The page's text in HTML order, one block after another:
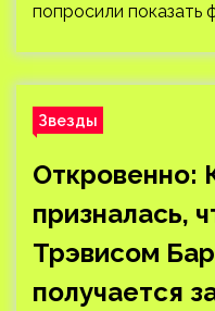
попросили показать
Звезды
Откровенно:
призналась,
Трэвисом
получается